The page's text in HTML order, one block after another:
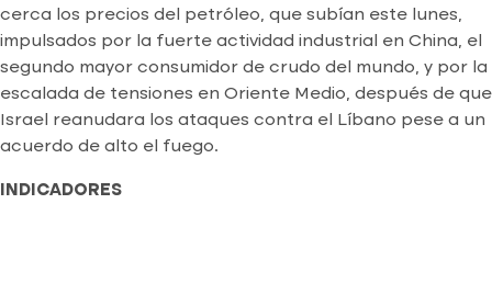
cerca los precios del petróleo, que subían este lunes,
impulsados por la fuerte actividad industrial en China, el
segundo mayor consumidor de crudo del mundo, y por la
escalada de tensiones en Oriente Medio, después de que
Israel reanudara los ataques contra el Líbano pese a un
acuerdo de alto el fuego.
INDICADORES